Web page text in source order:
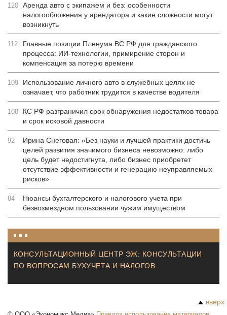
120 Аренда авто с экипажем и без: особенности
налогообложения у арендатора и какие сложности могут
возникнуть
112
Главные позиции Пленума ВС РФ для гражданского
процесса: ИИ-технологии, примирение сторон и
компенсация за потерю времени
109
Использование личного авто в служебных целях не
означает, что работник трудится в качестве водителя
108
КС РФ разграничил срок обнаружения недостатков товара
и срок исковой давности
92
Ирина Снеговая: «Без науки и лучшей практики достичь
целей развития значимого бизнеса невозможно: либо
цель будет недостигнута, либо бизнес приобретет
отсутствие эффективности и генерацию неуправляемых
рисков»
84
Нюансы бухгалтерского и налогового учета при
безвозмездном пользовании чужим имуществом
КОНСУЛЬТАЦИОННЫЙ ЦЕНТР ЭЖ: КОНСУЛЬТАЦИИ
ПО ВОПРОСАМ БУХУЧЕТА И НАЛОГОВ
вверх